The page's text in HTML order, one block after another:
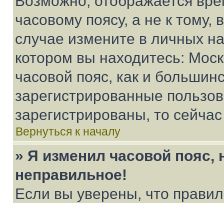
часовому поясу, а не к тому,
случае измените в личных
котором вы находитесь:
часовой пояс, как и
зарегистрированные
зарегистрированы, то
Вернуться к началу
» Я изменил часовой пояс,
неправильное!
Если вы уверены, что